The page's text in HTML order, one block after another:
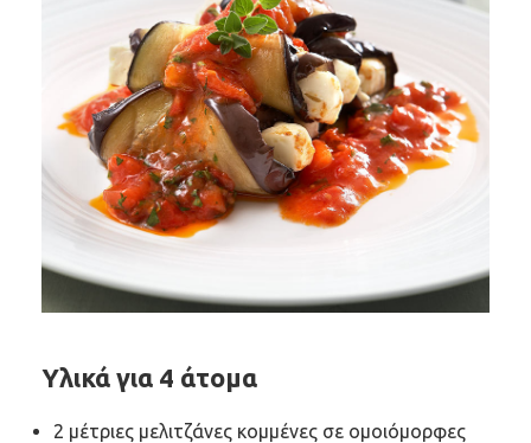
Υλικά για 4 άτομα
2 μέτριες μελιτζάνες κομμένες σε ομοιόμορφες